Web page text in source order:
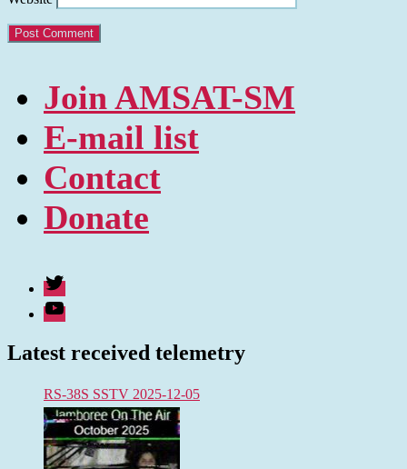
Join AMSAT-SM
E-mail list
Contact
Donate
Twitter
Youtube
Latest received telemetry
RS-38S SSTV 2025-12-05